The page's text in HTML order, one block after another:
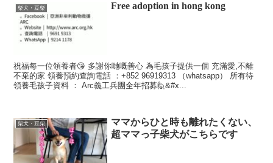
柴犬・豆柴 Free adoption in hong kong
祝福每一位領養者😘 多謝你哋嘅善心 為毛孩子提供一個 充滿愛,不離
不棄的家 領養預約查詢電話 ：+852 96919313 （whatsapp） 所有待
領養毛孩子資料 ： Arc義工兵團全年招募🙋&#x...
柴犬・豆柴
ママからひと時も離れたくない、
超ママっ子柴犬がこちらです